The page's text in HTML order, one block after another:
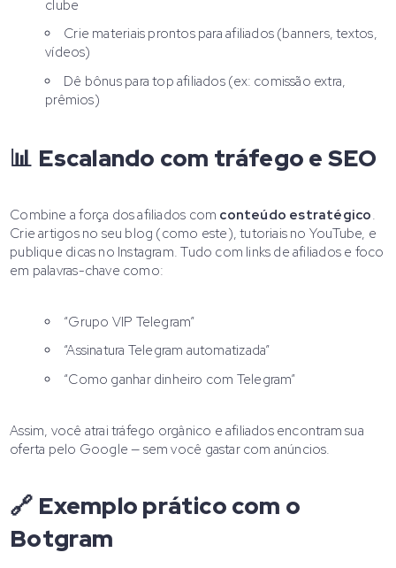
clube
Crie materiais prontos para afiliados (banners, textos,
vídeos)
Dê bônus para top afiliados (ex: comissão extra,
prêmios)
📊 Escalando com tráfego e SEO
Combine a força dos afiliados com conteúdo estratégico.
Crie artigos no seu blog (como este), tutoriais no YouTube, e
publique dicas no Instagram. Tudo com links de afiliados e foco
em palavras-chave como:
“Grupo VIP Telegram”
“Assinatura Telegram automatizada”
“Como ganhar dinheiro com Telegram”
Assim, você atrai tráfego orgânico e afiliados encontram sua
oferta pelo Google — sem você gastar com anúncios.
🔗 Exemplo prático com o
Botgram